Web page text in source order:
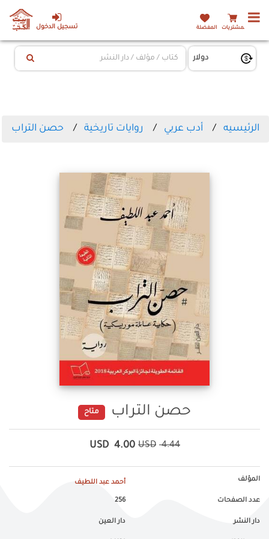
تسجيل الدخول المشتريات المفضلة
الرئيسيه أدب عربي روايات تاريخية حصن التراب
حصن التراب متاح
4.44
USD
4.00
USD
المؤلف أحمد عبد اللطيف
عدد الصفحات 256
دار النشر دار العين